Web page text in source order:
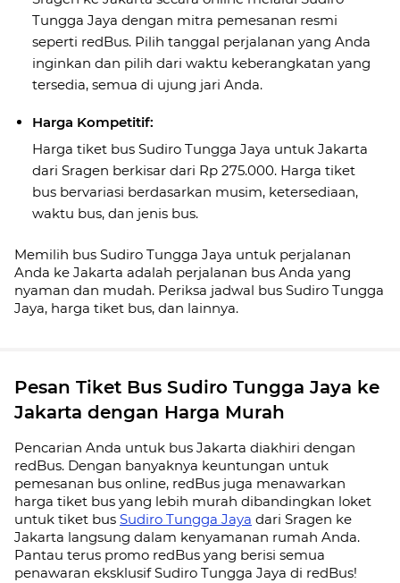
Tungga Jaya dengan mitra pemesanan resmi
seperti redBus. Pilih tanggal perjalanan yang Anda
inginkan dan pilih dari waktu keberangkatan yang
tersedia, semua di ujung jari Anda.
Harga Kompetitif:
Harga tiket bus Sudiro Tungga Jaya untuk Jakarta
dari Sragen berkisar dari Rp 275.000. Harga tiket
bus bervariasi berdasarkan musim, ketersediaan,
waktu bus, dan jenis bus.
Memilih bus Sudiro Tungga Jaya untuk perjalanan
Anda ke Jakarta adalah perjalanan bus Anda yang
nyaman dan mudah. Periksa jadwal bus Sudiro Tungga
Jaya, harga tiket bus, dan lainnya.
Pesan Tiket Bus Sudiro Tungga Jaya ke
Jakarta dengan Harga Murah
Pencarian Anda untuk bus Jakarta diakhiri dengan
redBus. Dengan banyaknya keuntungan untuk
pemesanan bus online, redBus juga menawarkan
harga tiket bus yang lebih murah dibandingkan loket
untuk tiket bus Sudiro Tungga Jaya dari Sragen ke
Jakarta langsung dalam kenyamanan rumah Anda.
Pantau terus promo redBus yang berisi semua
penawaran eksklusif Sudiro Tungga Jaya di redBus!